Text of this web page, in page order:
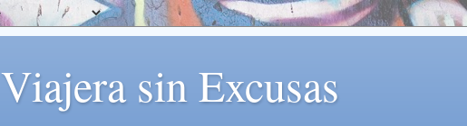
Viajera sin Excusas